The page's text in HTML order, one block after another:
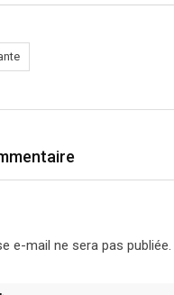
e-mail ne sera pas publiée.